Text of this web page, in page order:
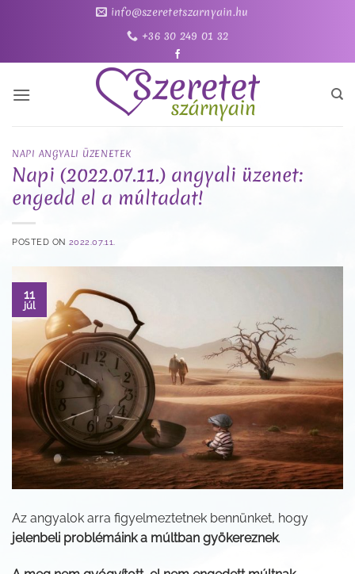
info@szeretetszarnyain.hu
+36 30 249 01 32
NAPI ANGYALI ÜZENETEK
Napi (2022.07.11.) angyali üzenet:
engedd el a múltadat!
POSTED ON 2022.07.11.
11
júl
Az angyalok arra figyelmeztetnek bennünket, hogy
jelenbeli problémáink a múltban gyökereznek.